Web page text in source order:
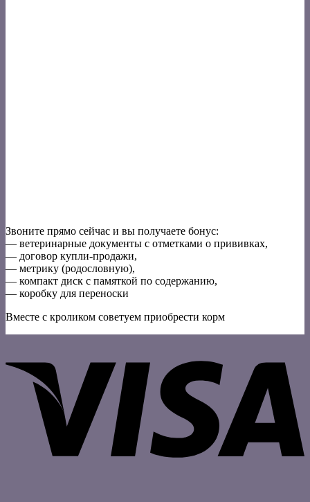
Звоните прямо сейчас и вы получаете бонус:
— ветеринарные документы с отметками о прививках,
— договор купли-продажи,
— метрику (родословную),
— компакт диск с памяткой по содержанию,
— коробку для переноски
Вместе с кроликом советуем приобрести корм